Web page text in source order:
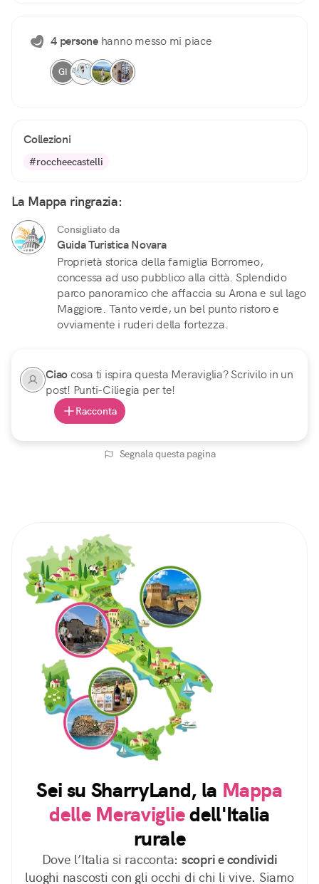
4 personehanno messo mi piace
GI
Collezioni
#roccheecastelli
La Mappa ringrazia:
Consigliato da
Guida Turistica Novara
Proprietà storica della famiglia Borromeo,
concessa ad uso pubblico alla città. Splendido
parco panoramico che affaccia su Arona e sul lago
Maggiore. Tanto verde, un bel punto ristoro e
ovviamente i ruderi della fortezza.
Ciaocosa ti ispira questa Meraviglia? Scrivilo in un
post! Punti-Ciliegia per te!
Racconta
Segnala questa pagina
Sei su SharryLand, la Mappa
delle Meravigliedell'Italia
rurale
Dove l’Italia si racconta: scopri e condividi
luoghi nascosti con gli occhi di chi li vive. Siamo